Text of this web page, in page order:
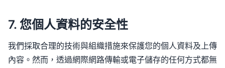
7. 您個人資料的安全性
我們採取合理的技術與組織措施來保護您的個人資料及上傳
內容。然而，透過網際網路傳輸或電子儲存的任何方式都無